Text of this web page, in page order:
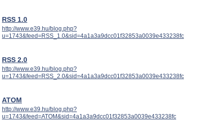
RSS 1.0
http://www.e39.hu/blog.php?
u=1743&feed=RSS_1.0&sid=4a1a3a9dcc01f32853a0039e433238fc
RSS 2.0
http://www.e39.hu/blog.php?
u=1743&feed=RSS_2.0&sid=4a1a3a9dcc01f32853a0039e433238fc
ATOM
http://www.e39.hu/blog.php?
u=1743&feed=ATOM&sid=4a1a3a9dcc01f32853a0039e433238fc